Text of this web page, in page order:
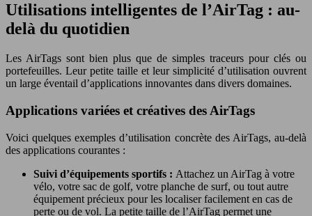
Utilisations intelligentes de l’AirTag : au-
delà du quotidien
Les AirTags sont bien plus que de simples traceurs pour clés ou
portefeuilles. Leur petite taille et leur simplicité d’utilisation ouvrent
un large éventail d’applications innovantes dans divers domaines.
Applications variées et créatives des AirTags
Voici quelques exemples d’utilisation concrète des AirTags, au-delà
des applications courantes :
Suivi d’équipements sportifs : Attachez un AirTag à votre
vélo, votre sac de golf, votre planche de surf, ou tout autre
équipement précieux pour les localiser facilement en cas de
perte ou de vol. La petite taille de l’AirTag permet une